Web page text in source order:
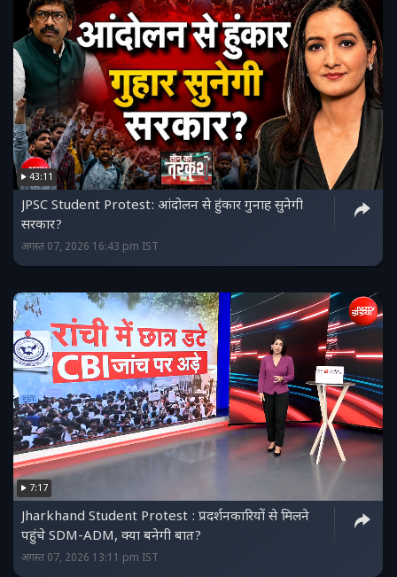
43:11
JPSC Student Protest: आंदोलन से हुंकार गुनाह सुनेगी
सरकार?
अगस्त 07, 2026 16:43 pm IST
7:17
Jharkhand Student Protest : प्रदर्शनकारियों से मिलने
पहुंचे SDM-ADM, क्या बनेगी बात?
अगस्त 07, 2026 13:11 pm IST